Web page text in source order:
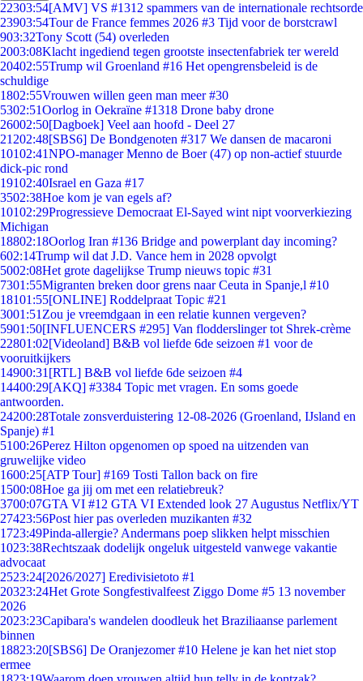
22303:54[AMV] VS #1312 spammers van de internationale rechtsorde
23903:54Tour de France femmes 2026 #3 Tijd voor de borstcrawl
903:32Tony Scott (54) overleden
2003:08Klacht ingediend tegen grootste insectenfabriek ter wereld
20402:55Trump wil Groenland #16 Het opengrensbeleid is de
schuldige
1802:55Vrouwen willen geen man meer #30
5302:51Oorlog in Oekraïne #1318 Drone baby drone
26002:50[Dagboek] Veel aan hoofd - Deel 27
21202:48[SBS6] De Bondgenoten #317 We dansen de macaroni
10102:41NPO-manager Menno de Boer (47) op non-actief stuurde
dick-pic rond
19102:40Israel en Gaza #17
3502:38Hoe kom je van egels af?
10102:29Progressieve Democraat El-Sayed wint nipt voorverkiezing
Michigan
18802:18Oorlog Iran #136 Bridge and powerplant day incoming?
602:14Trump wil dat J.D. Vance hem in 2028 opvolgt
5002:08Het grote dagelijkse Trump nieuws topic #31
7301:55Migranten breken door grens naar Ceuta in Spanje,l #10
18101:55[ONLINE] Roddelpraat Topic #21
3001:51 Zou je vreemdgaan in een relatie kunnen vergeven?
5901:50[INFLUENCERS #295] Van flodderslinger tot Shrek-crème
22801:02[Videoland] B&B vol liefde 6de seizoen #1 voor de
vooruitkijkers
14900:31 [RTL] B&B vol liefde 6de seizoen #4
14400:29[AKQ] #3384 Topic met vragen. En soms goede
antwoorden.
24200:28Totale zonsverduistering 12-08-2026 (Groenland, IJsland en
Spanje) #1
5100:26Perez Hilton opgenomen op spoed na uitzenden van
gruwelijke video
1600:25[ATP Tour] #169 Tosti Tallon back on fire
1500:08Hoe ga jij om met een relatiebreuk?
3700:07GTA VI #12 GTA VI Extended look 27 Augustus Netflix/YT
27423:56Post hier pas overleden muzikanten #32
1723:49Pinda-allergie? Andermans poep slikken helpt misschien
1023:38Rechtszaak dodelijk ongeluk uitgesteld vanwege vakantie
advocaat
2523:24[2026/2027] Eredivisietoto #1
20323:24Het Grote Songfestivalfeest Ziggo Dome #5 13 november
2026
2023:23Capibara's wandelen doodleuk het Braziliaanse parlement
binnen
18823:20[SBS6] De Oranjezomer #10 Helene je kan het niet stop
ermee